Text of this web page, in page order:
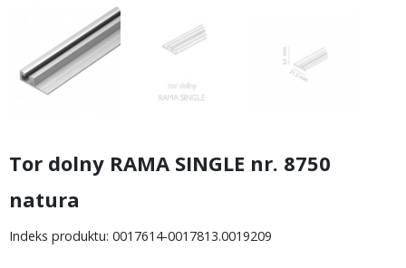
Tor dolny RAMA SINGLE nr. 8750
natura
Indeks produktu: 0017614-0017813.0019209